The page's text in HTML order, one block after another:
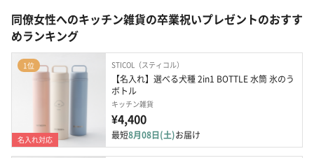
同僚女性へのキッチン雑貨の卒業祝いプレゼントのおすす
めランキング
1位
名入れ対応
STICOL（スティコル）
【名入れ】選べる犬種 2in1 BOTTLE 水筒 氷のう
ボトル
キッチン雑貨
¥4,400
最短8月08日(土)お届け